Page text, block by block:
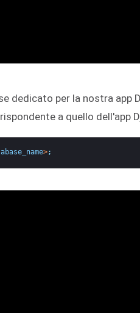
dedicato per la nostra app
a quello dell'app
>;